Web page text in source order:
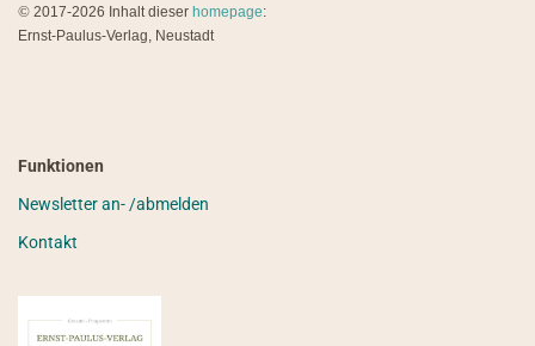
© 2017-2026 Inhalt dieser homepage:
Ernst-Paulus-Verlag, Neustadt
Funktionen
Newsletter an- /abmelden
Kontakt